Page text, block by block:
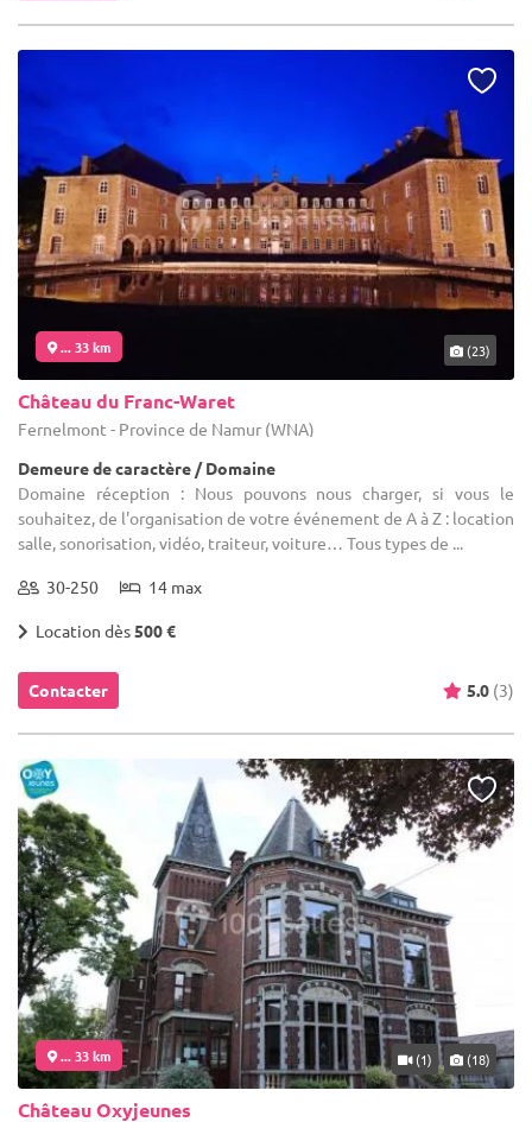
... 33 km (23)
Château du Franc-Waret
Fernelmont - Province de Namur (WNA)
Demeure de caractère / Domaine
Domaine réception : Nous pouvons nous charger, si vous le
souhaitez, de l'organisation de votre événement de A à Z : location
salle, sonorisation, vidéo, traiteur, voiture… Tous types de ...
30-250 14 max
Location dès500 €
Contacter 5.0 (3)
... 33 km (1) (18)
Château Oxyjeunes